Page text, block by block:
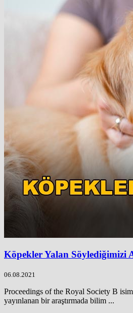
Köpekler Yalan Söylediğimizi
06.08.2021
Proceedings of the Royal Society B
yayınlanan bir araştırmada bilim ...